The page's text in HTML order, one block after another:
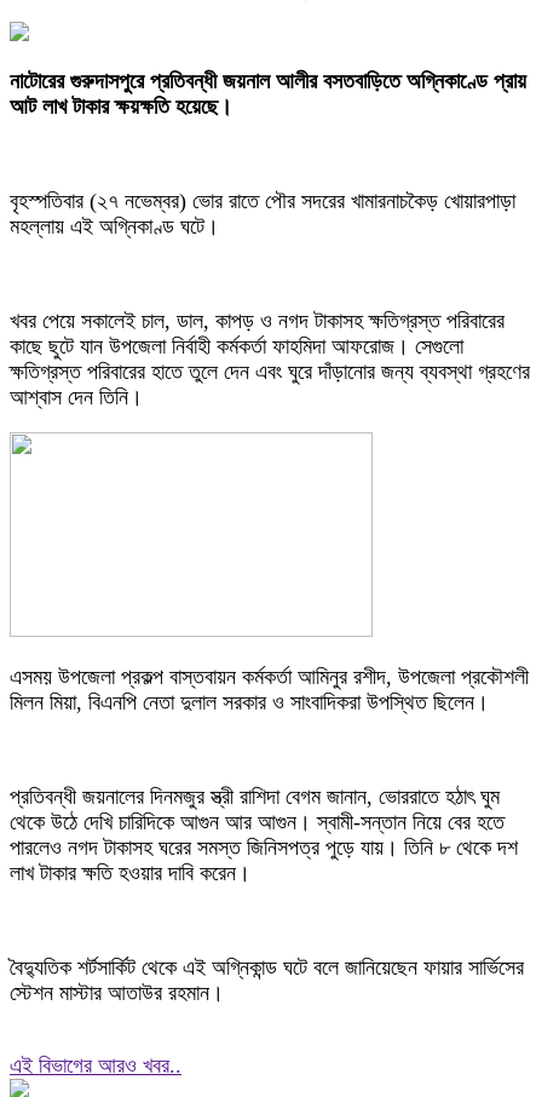
নাটোরের গুরুদাসপুরে প্রতিবন্ধী জয়নাল আলীর বসতবাড়িতে অগ্নিকাণ্ডে প্রায়
আট লাখ টাকার ক্ষয়ক্ষতি হয়েছে।
বৃহস্পতিবার (২৭ নভেম্বর) ভোর রাতে পৌর সদরের খামারনাচকৈড় খোয়ারপাড়া
মহল্লায় এই অগ্নিকাণ্ড ঘটে।
খবর পেয়ে সকালেই চাল, ডাল, কাপড় ও নগদ টাকাসহ ক্ষতিগ্রস্ত পরিবারের
কাছে ছুটে যান উপজেলা নির্বাহী কর্মকর্তা ফাহমিদা আফরোজ। সেগুলো
ক্ষতিগ্রস্ত পরিবারের হাতে তুলে দেন এবং ঘুরে দাঁড়ানোর জন্য ব্যবস্থা গ্রহণের
আশ্বাস দেন তিনি।
এসময় উপজেলা প্রকল্প বাস্তবায়ন কর্মকর্তা আমিনুর রশীদ, উপজেলা প্রকৌশলী
মিলন মিয়া, বিএনপি নেতা দুলাল সরকার ও সাংবাদিকরা উপস্থিত ছিলেন।
প্রতিবন্ধী জয়নালের দিনমজুর স্ত্রী রাশিদা বেগম জানান, ভোররাতে হঠাৎ ঘুম
থেকে উঠে দেখি চারিদিকে আগুন আর আগুন। স্বামী-সন্তান নিয়ে বের হতে
পারলেও নগদ টাকাসহ ঘরের সমস্ত জিনিসপত্র পুড়ে যায়। তিনি ৮ থেকে দশ
লাখ টাকার ক্ষতি হওয়ার দাবি করেন।
বৈদ্যুতিক শর্টসার্কিট থেকে এই অগ্নিকান্ড ঘটে বলে জানিয়েছেন ফায়ার সার্ভিসের
স্টেশন মাস্টার আতাউর রহমান।
এই বিভাগের আরও খবর..